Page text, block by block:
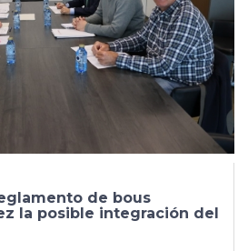
de bous
la posible integración del